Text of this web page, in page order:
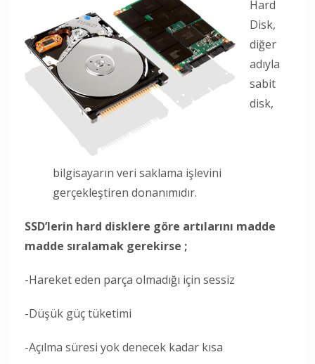
Hard
Disk,
diğer
adıyla
sabit
disk,
bilgisayarın veri saklama işlevini
gerçekleştiren donanımıdır.
SSD’lerin hard disklere göre artılarını madde
madde sıralamak gerekirse ;
-Hareket eden parça olmadığı için sessiz
-Düşük güç tüketimi
-Açılma süresi yok denecek kadar kısa